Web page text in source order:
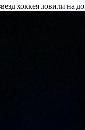
хоккея ловили на